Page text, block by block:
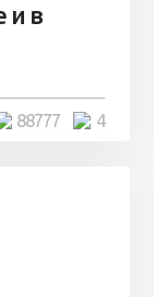
и в
4
88777